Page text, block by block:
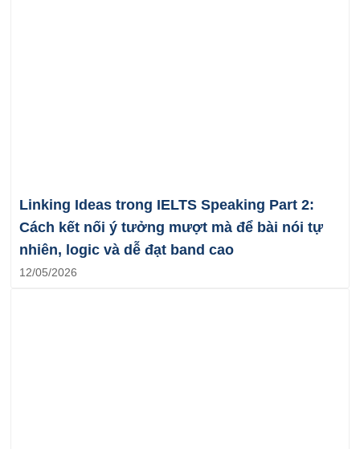
Linking Ideas trong IELTS Speaking Part 2:
Cách kết nối ý tưởng mượt mà để bài nói tự
nhiên, logic và dễ đạt band cao
12/05/2026